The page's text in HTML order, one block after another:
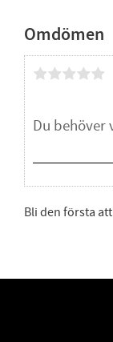
Omdömen
Bli den första